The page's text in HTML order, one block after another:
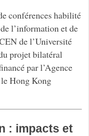
conférences habilité
l’information et de
de l’Université
projet bilatéral
par l’Agence
Hong Kong
: impacts et